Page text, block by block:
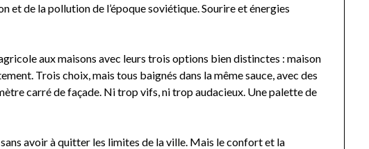
et de la pollution de l’époque soviétique. Sourire et énergies
aux maisons avec leurs trois options bien distinctes : maison
Trois choix, mais tous baignés dans la même sauce, avec des
carré de façade. Ni trop vifs, ni trop audacieux. Une palette de
avoir à quitter les limites de la ville. Mais le confort et la